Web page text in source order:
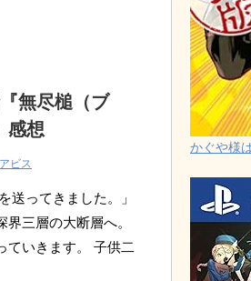
無尽槌（ブ
感想
ビス
送ってきました。」
三層の大断層へ。
ていきます。 子供二
かぐや様